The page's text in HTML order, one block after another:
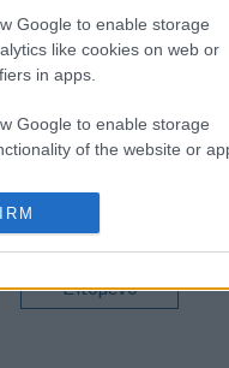
Google to enable storage
like cookies on web or
in apps.
Google to enable storage
of the website or
Google to enable storage
including authentication
στήριξης
Τα μέτρα
που φέρνει
2025 - Τα
Επόμενο